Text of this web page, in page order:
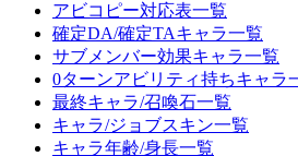
アビコピー対応表一覧
確定DA/確定TAキャラ一覧
サブメンバー効果キャラ一覧
0ターンアビリティ持ちキャラ
最終キャラ/召喚石一覧
キャラ/ジョブスキン一覧
キャラ年齢/身長一覧